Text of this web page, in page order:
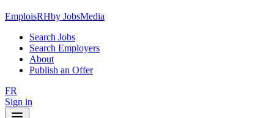
EmploisRHby JobsMedia
Search Jobs
Search Employers
About
Publish an Offer
FR
Sign in